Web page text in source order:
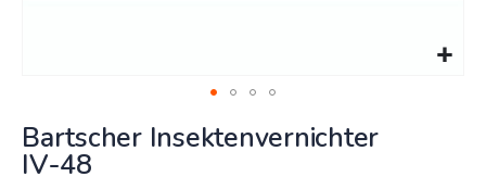
zum
Anfang
der
Bartscher Insektenvernichter
IV-48